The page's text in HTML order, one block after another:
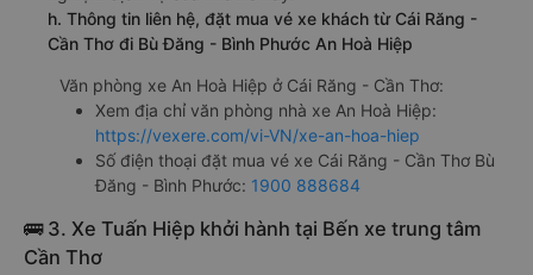
Nhà xe An Hoà Hiệp được đánh giá với số điểm trung bình
là 4.2/5 dựa trên 163 đánh giá của khách hàng đã trải
nghiệm dịch vụ của nhà xe này.
h. Thông tin liên hệ, đặt mua vé xe khách từ Cái Răng -
Cần Thơ đi Bù Đăng - Bình Phước An Hoà Hiệp
Văn phòng xe An Hoà Hiệp ở Cái Răng - Cần Thơ:
Xem địa chỉ văn phòng nhà xe An Hoà Hiệp:
https://vexere.com/vi-VN/xe-an-hoa-hiep
Số điện thoại đặt mua vé xe Cái Răng - Cần Thơ Bù